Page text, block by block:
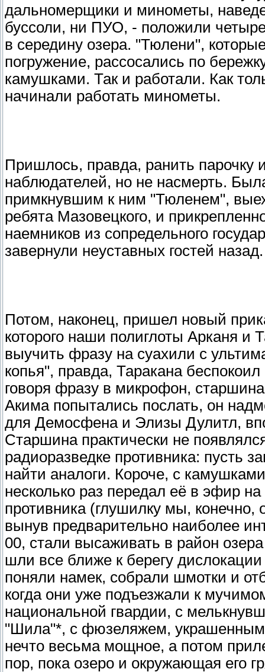
дальномерщики и минометы,
буссоли, ни ПУО, - положили
в середину озера. "Тюлени",
погружение, рассосались по
камушками. Так и работали. Как
начинали работать минометы.
Пришлось, правда, ранить
наблюдателей, но не насмерть.
примкнувшим к ним "Тюленем",
ребята Мазовецкого, и
наемников из сопредельного
завернули неуставных гостей назад.
Потом, наконец, пришел новый
которого наши полиглоты Арканя и
выучить фразу на суахили с
копья", правда, Таракана
говоря фразу в микрофон,
Акима попытались послать, он
для Демосфена и Элизы Дулитл,
Старшина практически не
радиоразведке противника: пусть
найти аналоги. Короче, с
несколько раз передал её в эфир
противника (глушилку мы,
вынув предварительно наиболее
00, стали высаживать в район
шли все ближе к берегу
поняли намек, собрали шмотки и
когда они уже подъезжали к
национальной гвардии, с
"Шила"*, с фюзеляжем,
нечто весьма мощное, а потом
пор, пока озеро и окружающая его